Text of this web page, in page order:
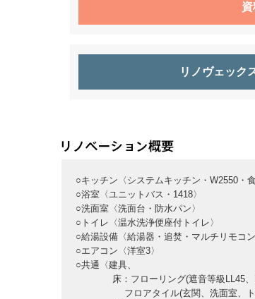
資
リノヴェック
○キッチン〈システムキッチン・W2550・食
○浴室〈ユニットバス・1418〉
○洗面室〈洗面台・防水パン〉
○トイレ〈温水洗浄便座付トイレ〉
○給湯設備〈給湯器・追焚・マルチリモコン
○エアコン〈洋室3〉
○共通〈建具、
床：フローリング(遮音等級LL45、
フロアタイル(玄関、洗面室、ト